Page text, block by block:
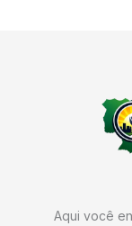
Aqui você